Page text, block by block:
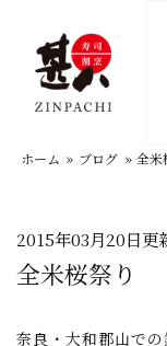
ホーム » ブログ » 全米
2015年03月20日更
全米桜祭り
奈良・大和郡山で